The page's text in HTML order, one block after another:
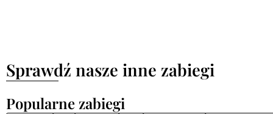
Sprawdź nasze inne zabiegi
Popularne zabiegi